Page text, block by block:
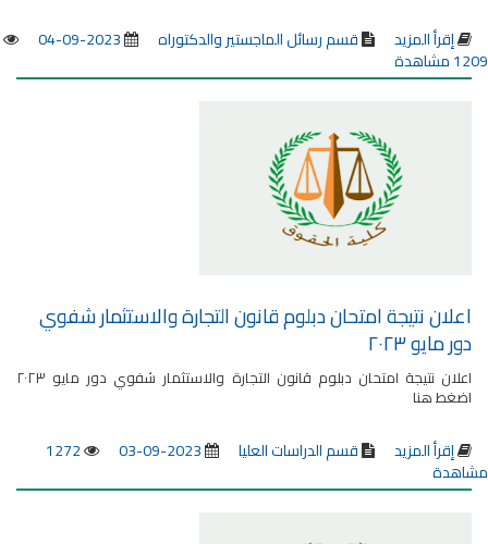
إقرأ المزيد قسم رسائل الماجستير والدكتوراه 2023-09-04
1209 مشاهدة
اعلان نتيجة امتحان دبلوم قانون التجارة والاستثمار شفوي
دور مايو ٢٠٢٣
اعلان نتيجة امتحان دبلوم قانون التجارة والاستثمار شفوي دور مايو ٢٠٢٣
اضغط هنا
إقرأ المزيد قسم الدراسات العليا 2023-09-03
1272
مشاهدة